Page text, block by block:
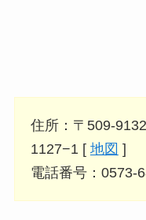
住所：〒509-
1127−1 [ 地図 ]
電話番号：0573-